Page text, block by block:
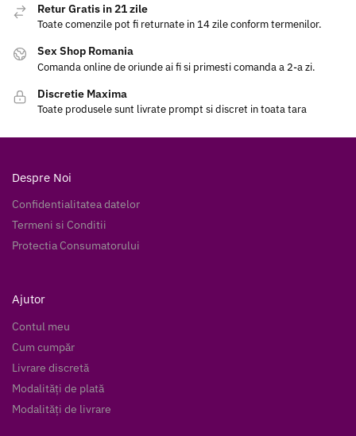
Retur Gratis in 21 zile
Toate comenzile pot fi returnate in 14 zile conform termenilor.
Sex Shop Romania
Comanda online de oriunde ai fi si primesti comanda a 2-a zi.
Discretie Maxima
Toate produsele sunt livrate prompt si discret in toata tara
Despre Noi
Confidentialitatea datelor
Termeni si Conditii
Protectia Consumatorului
Ajutor
Contul meu
Cum cumpăr
Livrare discretă
Modalități de plată
Modalități de livrare